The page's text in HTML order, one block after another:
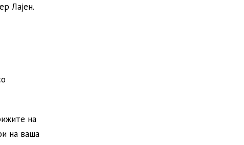
Лајен.
на
на ваша